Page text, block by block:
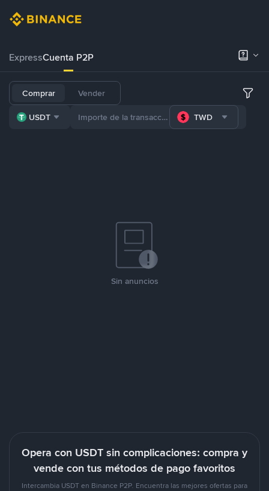
ExpressCuenta P2P
Comprar Vender
USDT TWD
Sin anuncios
Opera con USDT sin complicaciones: compra y
vende con tus métodos de pago favoritos
Intercambia USDT en Binance P2P. Encuentra las mejores ofertas para